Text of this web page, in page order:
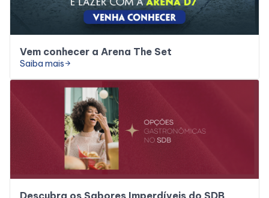
Vem conhecer a Arena The Set
Saiba mais arrow_forward